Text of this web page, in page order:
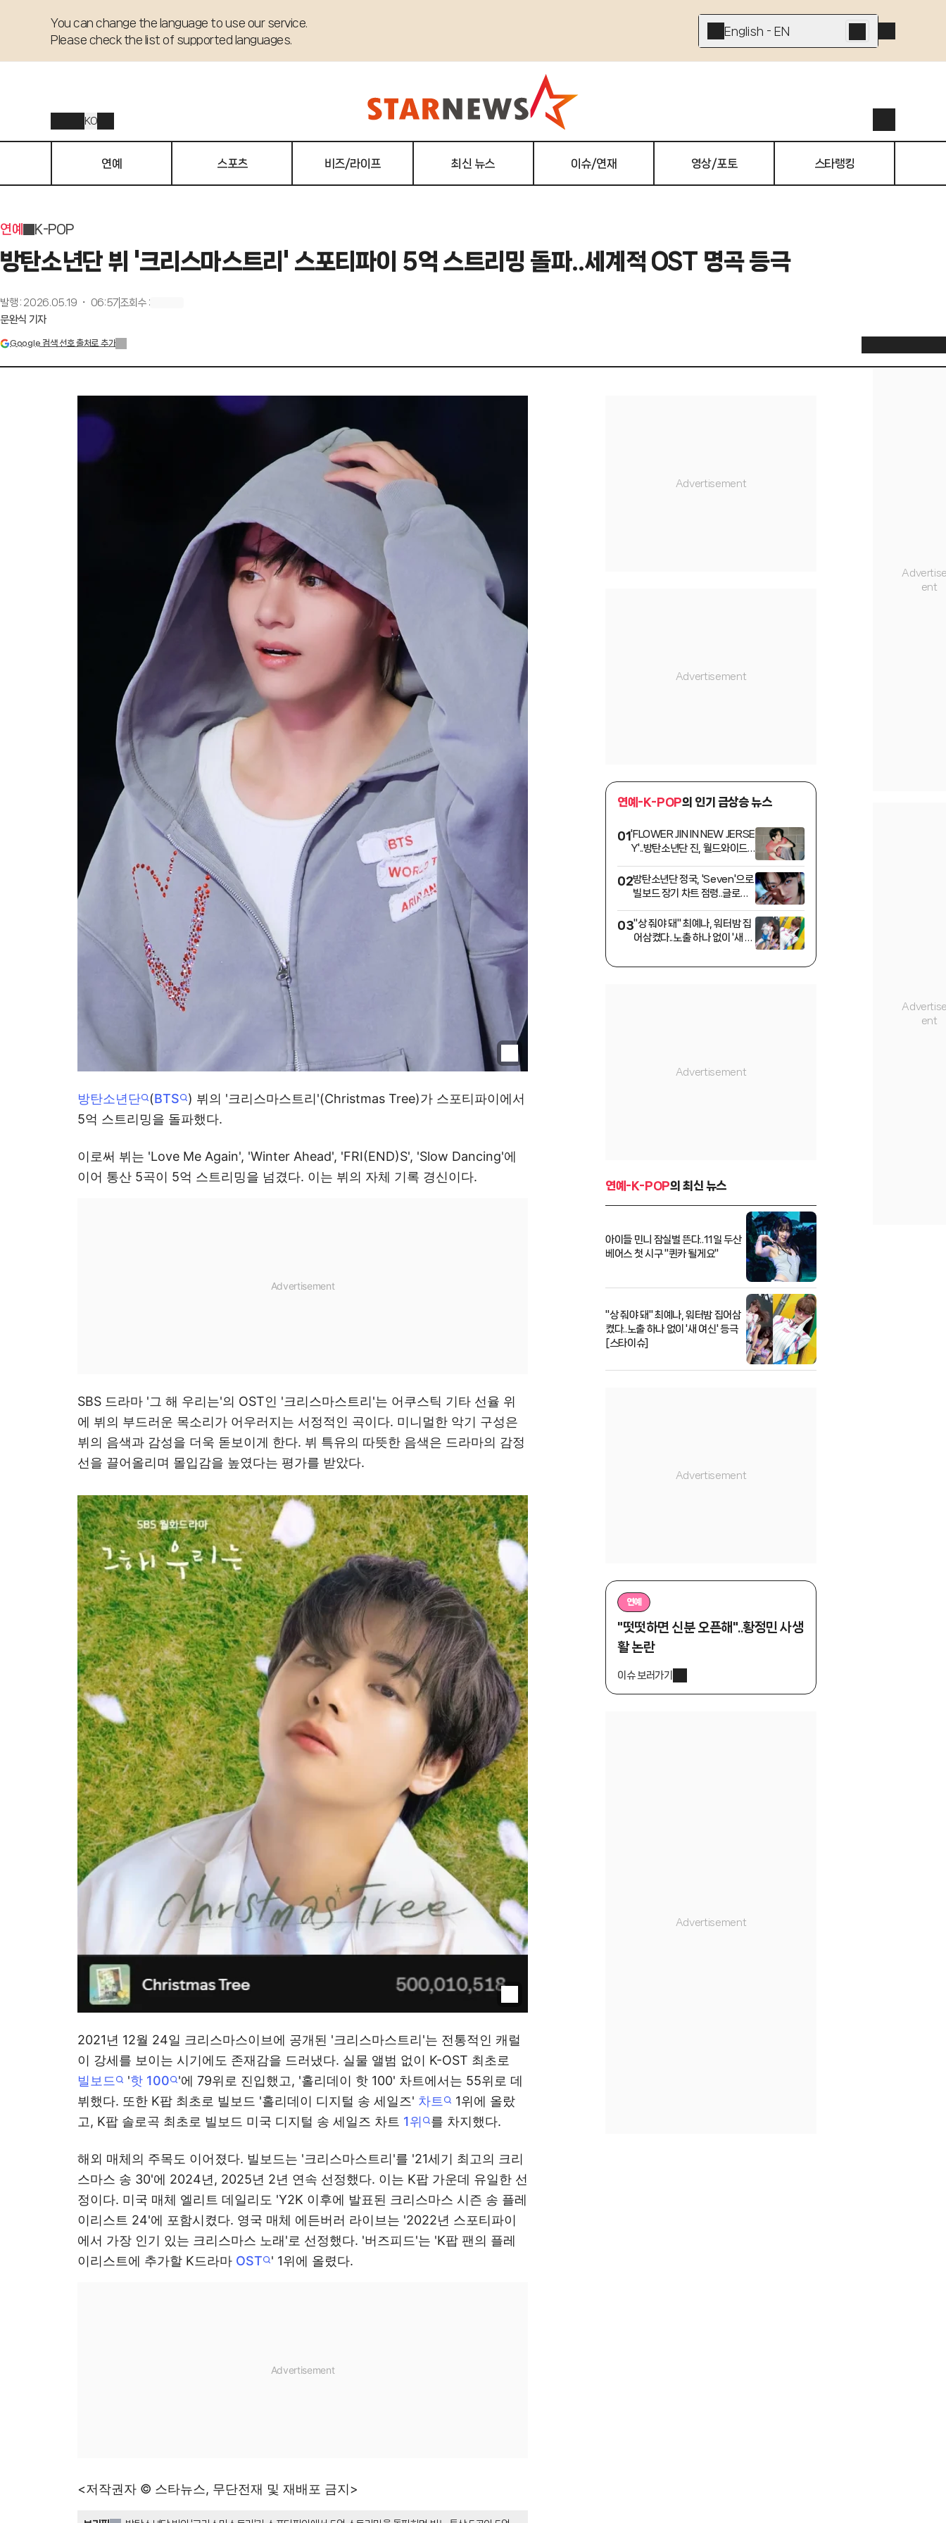
You can change the language to use our service.
Please check the list of supported languages.
English - EN
KO
연예 스포츠 비즈/라이프 최신 뉴스 이슈/연재 영상/포토 스타랭킹
연예 K-POP
방탄소년단 뷔 '크리스마스트리' 스포티파이 5억 스트리밍 돌파..세계적 OST 명곡 등극
발행 : 2026.05.19 ・ 06:57 조회수:
문완식 기자
Google 검색 선호 출처로 추가
방탄소년단 (BTS
) 뷔의 '크리스마스트리'(Christmas Tree)가 스포티파이에서
5억 스트리밍을 돌파했다.
이로써 뷔는 'Love Me Again', 'Winter Ahead', 'FRI(END)S', 'Slow Dancing'에
이어 통산 5곡이 5억 스트리밍을 넘겼다. 이는 뷔의 자체 기록 경신이다.
SBS 드라마 '그 해 우리는'의 OST인 '크리스마스트리'는 어쿠스틱 기타 선율 위
에 뷔의 부드러운 목소리가 어우러지는 서정적인 곡이다. 미니멀한 악기 구성은
뷔의 음색과 감성을 더욱 돋보이게 한다. 뷔 특유의 따뜻한 음색은 드라마의 감정
선을 끌어올리며 몰입감을 높였다는 평가를 받았다.
2021년 12월 24일 크리스마스이브에 공개된 '크리스마스트리'는 전통적인 캐럴
이 강세를 보이는 시기에도 존재감을 드러냈다. 실물 앨범 없이 K-OST 최초로
빌보드
'핫 100
'에 79위로 진입했고, '홀리데이 핫 100' 차트에서는 55위로 데
뷔했다. 또한 K팝 최초로 빌보드 '홀리데이 디지털 송 세일즈' 차트
1위에 올랐
고, K팝 솔로곡 최초로 빌보드 미국 디지털 송 세일즈 차트 1위 를 차지했다.
해외 매체의 주목도 이어졌다. 빌보드는 '크리스마스트리'를 '21세기 최고의 크리
스마스 송 30'에 2024년, 2025년 2년 연속 선정했다. 이는 K팝 가운데 유일한 선
정이다. 미국 매체 엘리트 데일리도 'Y2K 이후에 발표된 크리스마스 시즌 송 플레
이리스트 24'에 포함시켰다. 영국 매체 에든버러 라이브는 '2022년 스포티파이
에서 가장 인기 있는 크리스마스 노래'로 선정했다. '버즈피드'는 'K팝 팬의 플레
이리스트에 추가할 K드라마 OST ' 1위에 올렸다.
<저작권자 © 스타뉴스, 무단전재 및 재배포 금지>
연예-K-POP의 인기 급상승 뉴스
01'FLOWER JIN IN NEW JERSE
Y'..방탄소년단 진, 월드와이드
환상 라이브
02방탄소년단 정국, 'Seven'으로
빌보드 장기 차트 점령..글로벌
최장 기록 경신'
03"상 줘야 돼" 최예나, 워터밤 집
어삼켰다..노출 하나 없이 '새 여
연예-K-POP의 최신 뉴스
아이들 민니 잠실벌 뜬다..11일 두산
베어스 첫 시구 "퀸카 될게요"
"상 줘야 돼" 최예나, 워터밤 집어삼
켰다..노출 하나 없이 '새 여신' 등극
[스타이슈]
연예
"떳떳하면 신분 오픈해"..황정민 사생
활 논란
이슈 보러가기